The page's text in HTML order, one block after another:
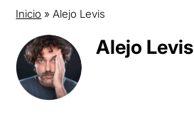
Inicio »Alejo Levis
Alejo Levis